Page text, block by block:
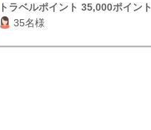
トラベルポイント 35,000ポイント
35名様